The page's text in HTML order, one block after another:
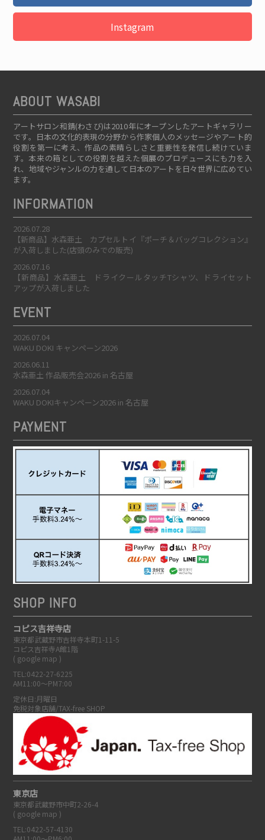
Instagram
ABOUT WASABI
アートサロン和錆(わさび)は2010年にオープンしたアートギャラリー
です。日本の文化的表現の分野から作家個人のメッセージやアート的
役割を第一に考え、作品の素晴らしさと重要性を発信し続けていま
す。本来の箱としての役割を越えた個展のプロデュースにも力を入
れ、地域やジャンルの力を通して日本のアートを日々世界に広めてい
ます。
INFORMATION
2026.07.28
【新商品】水森亜土 カプセルトイ『ポーチ＆バッグコレクション』
が入荷しました(店頭のみでの販売)
2026.07.16
【新商品】水森亜土 ドライクールタッチTシャツ、ドライセット
アップが入荷しました
EVENT
2026.07.04
WAKU DOKI キャンペーン2026
2026.06.11
水森亜土 作品販売会2026 in 名古屋
2026.07.04
WAKU DOKIキャンペーン2026 in 名古屋
PAYMENT
SHOP INFO
コピス吉祥寺店
東京都武蔵野市吉祥寺本町1-11-5
コピス吉祥寺A館1階
( google map )
TEL:0422-27-6225
AM11:00～PM7:00
定休日:月曜日
免税対象店舗/TAX-free SHOP
東京店
東京都武蔵野市中町2-26-4
( google map )
TEL:0422-57-4130